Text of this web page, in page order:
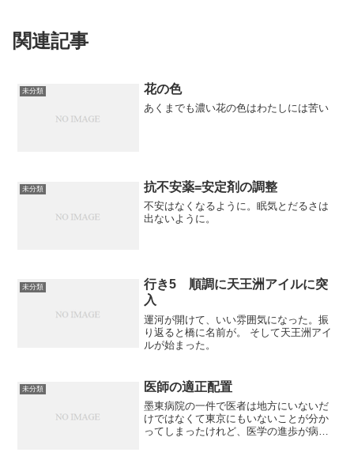
関連記事
未分類 花の色
あくまでも濃い花の色はわたしには苦い
未分類 抗不安薬=安定剤の調整
不安はなくなるように。眠気とだるさは
出ないように。
未分類
行き5 順調に天王洲アイルに突
入
運河が開けて、いい雰囲気になった。振
り返ると橋に名前が。 そして天王洲アイ
ルが始まった。
未分類 医師の適正配置
墨東病院の一件で医者は地方にいないだ
けではなくて東京にもいないことが分か
ってしまったけれど、医学の進歩が病気